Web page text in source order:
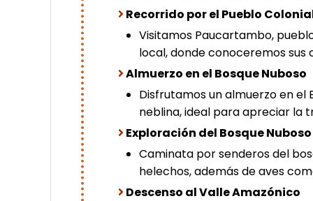
Recorrido por el Pueblo
Visitamos Paucartambo,
local, donde conoceremos
Almuerzo en el Bosque Nuboso
Disfrutamos un almuerzo en el
neblina, ideal para apreciar la
Exploración del Bosque Nuboso
Caminata por senderos del
helechos, además de aves
Descenso al Valle Amazónico